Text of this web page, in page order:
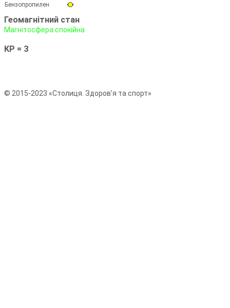
Бензопропилен
Геомагнітний стан
Магнітосфера спокійна
KP = 3
© 2015-2023 «Столиця. Здоров'я та спорт»